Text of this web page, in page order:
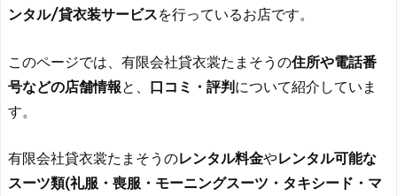
ンタル/貸衣装サービスを行っているお店です。
このページでは、有限会社貸衣裳たまそうの住所や電話番
号などの店舗情報と、 口コミ・評判について紹介していま
す。
有限会社貸衣裳たまそうのレンタル料金やレンタル可能な
スーツ類(礼服・喪服・モーニングスーツ・タキシード・マ